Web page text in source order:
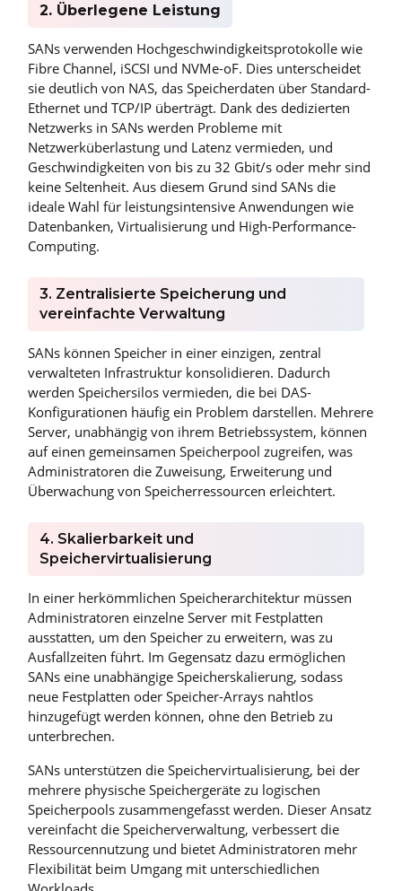
2. Überlegene Leistung
SANs verwenden Hochgeschwindigkeitsprotokolle wie
Fibre Channel, iSCSI und NVMe-oF. Dies unterscheidet
sie deutlich von NAS, das Speicherdaten über Standard-
Ethernet und TCP/IP überträgt. Dank des dedizierten
Netzwerks in SANs werden Probleme mit
Netzwerküberlastung und Latenz vermieden, und
Geschwindigkeiten von bis zu 32 Gbit/s oder mehr sind
keine Seltenheit. Aus diesem Grund sind SANs die
ideale Wahl für leistungsintensive Anwendungen wie
Datenbanken, Virtualisierung und High-Performance-
Computing.
3. Zentralisierte Speicherung und
vereinfachte Verwaltung
SANs können Speicher in einer einzigen, zentral
verwalteten Infrastruktur konsolidieren. Dadurch
werden Speichersilos vermieden, die bei DAS-
Konfigurationen häufig ein Problem darstellen. Mehrere
Server, unabhängig von ihrem Betriebssystem, können
auf einen gemeinsamen Speicherpool zugreifen, was
Administratoren die Zuweisung, Erweiterung und
Überwachung von Speicherressourcen erleichtert.
4. Skalierbarkeit und
Speichervirtualisierung
In einer herkömmlichen Speicherarchitektur müssen
Administratoren einzelne Server mit Festplatten
ausstatten, um den Speicher zu erweitern, was zu
Ausfallzeiten führt. Im Gegensatz dazu ermöglichen
SANs eine unabhängige Speicherskalierung, sodass
neue Festplatten oder Speicher-Arrays nahtlos
hinzugefügt werden können, ohne den Betrieb zu
unterbrechen.
SANs unterstützen die Speichervirtualisierung, bei der
mehrere physische Speichergeräte zu logischen
Speicherpools zusammengefasst werden. Dieser Ansatz
vereinfacht die Speicherverwaltung, verbessert die
Ressourcennutzung und bietet Administratoren mehr
Flexibilität beim Umgang mit unterschiedlichen